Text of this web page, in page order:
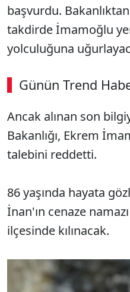
başvurdu.
takdirde İmamoğlu
yolculuğuna
Günün Trend
Ancak alınan son
Bakanlığı, Ekrem
talebini reddetti.
86 yaşında hayata
İnan'ın cenaze
ilçesinde kılınacak.